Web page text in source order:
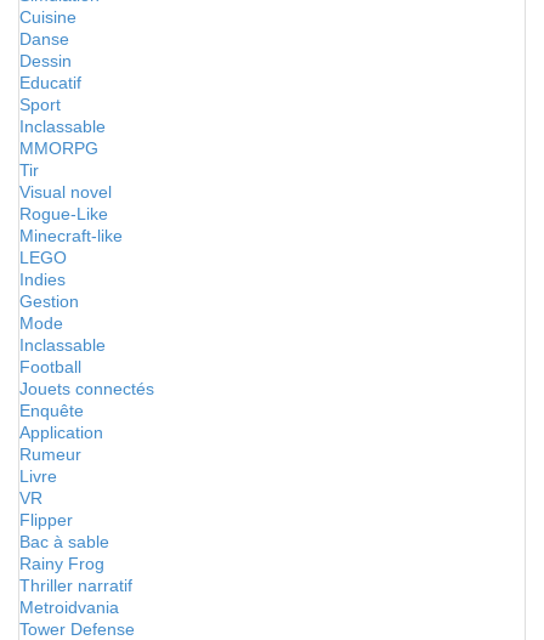
Cuisine
Danse
Dessin
Educatif
Sport
Inclassable
MMORPG
Tir
Visual novel
Rogue-Like
Minecraft-like
LEGO
Indies
Gestion
Mode
Inclassable
Football
Jouets connectés
Enquête
Application
Rumeur
Livre
VR
Flipper
Bac à sable
Rainy Frog
Thriller narratif
Metroidvania
Tower Defense